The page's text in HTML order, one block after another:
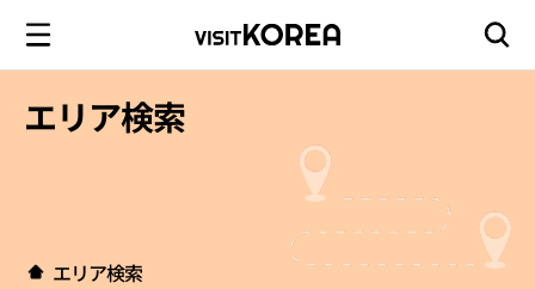
エリア検索
エリア検索